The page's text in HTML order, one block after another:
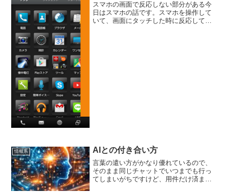
スマホの画面で反応しない部分がある今
日はスマホの話です。スマホを操作して
いて、画面にタッチした時に反応してく
情報系 AIとの付き合い方
言葉の遣い方がかなり優れているので、
そのまま同じチャットでいつまでも行っ
てしまいがちですけど、用件だけ済ませ